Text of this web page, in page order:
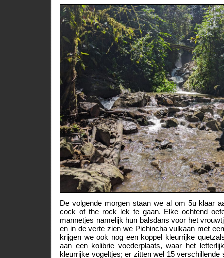
De volgende morgen staan we al om 5u klaar
cock of the rock lek te gaan. Elke ochtend
mannetjes namelijk hun balsdans voor het
en in de verte zien we Pichincha vulkaan met
krijgen we ook nog een koppel kleurrijke
aan een kolibrie voederplaats, waar het
kleurrijke vogeltjes; er zitten wel 15 verschillende